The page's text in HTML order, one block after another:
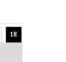
18